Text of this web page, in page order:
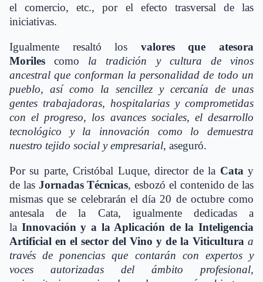
el comercio, etc., por el efecto trasversal de las
iniciativas.
Igualmente resaltó los valores que atesora
Moriles como la
tradición y cultura de vinos
ancestral que conforman la personalidad de todo un
pueblo, así como la sencillez y cercanía de unas
gentes trabajadoras, hospitalarias y comprometidas
con el progreso, los avances sociales, el desarrollo
tecnológico y la innovación como lo demuestra
nuestro tejido social y empresarial, aseguró.
Por su parte, Cristóbal Luque, director de la Cata y
de las Jornadas Técnicas, esbozó el contenido de las
mismas que se celebrarán el día 20 de octubre como
antesala de la Cata, igualmente dedicadas a
la Innovación y a la Aplicación de la Inteligencia
Artificial en el sector del Vino y de la Viticultura a
través de ponencias que contarán con expertos y
voces autorizadas del ámbito profesional,